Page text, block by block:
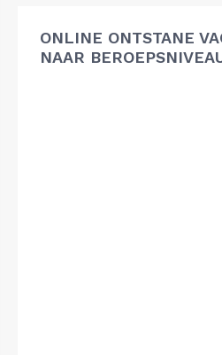
ONLINE ONTSTANE
NAAR